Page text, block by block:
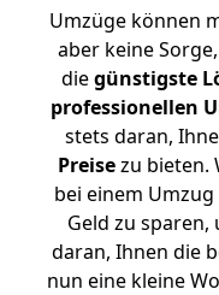
Umzüge können
aber keine
diegünstigste
professionellen
stets daran,
Preisezu bieten.
bei einem
Geld zu sparen,
daran, Ihnen die
nun eine kleine